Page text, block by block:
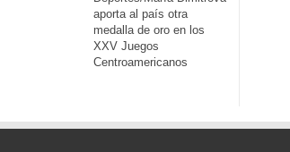
aporta al país otra
medalla de oro en los
XXV Juegos
Centroamericanos